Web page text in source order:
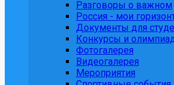
Разговоры о важном
Россия - мои
Документы для
Конкурсы и
Фотогалерея
Видеогалерея
Мероприятия